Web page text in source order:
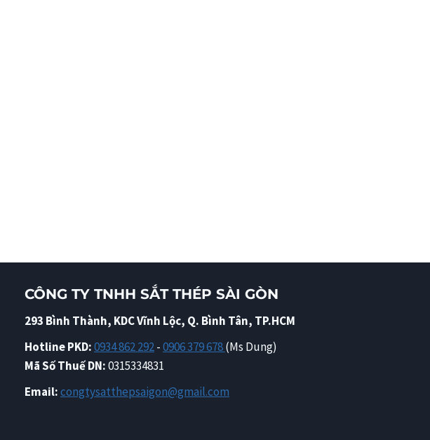
CÔNG TY TNHH SẮT THÉP SÀI GÒN
293 Bình Thành, KDC Vĩnh Lộc, Q. Bình Tân, TP.HCM
Hotline PKD:0934 862 292-0906 379 678(Ms Dung)
Mã Số Thuế DN:0315334831
Email:congtysatthepsaigon@gmail.com